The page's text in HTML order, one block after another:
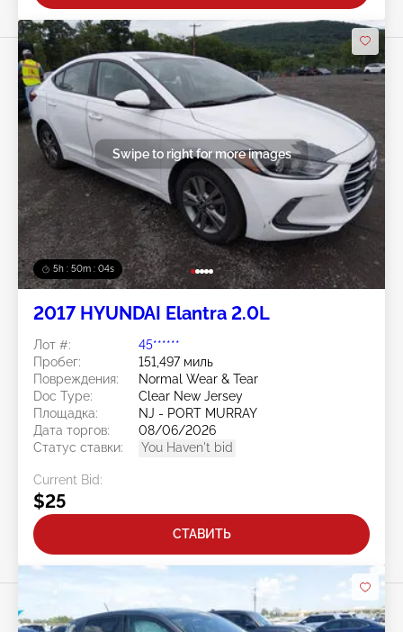
5h : 50m : 01s
Swipe to right for more images
2017 HYUNDAI Elantra 2.0L
Лот #:
45******
Пробег:
151,497 миль
Повреждения:
Normal Wear & Tear
Doc Type:
Clear New Jersey
Площадка:
NJ - PORT MURRAY
Дата торгов:
08/06/2026
Статус ставки:
You Haven't bid
Current Bid:
$25
СТАВИТЬ